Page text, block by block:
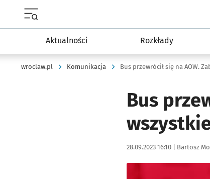
Aktualności Rozkłady
wroclaw.pl Komunikacja
Bus
Data publikacji:
28.09.2023 16:10 | Autor:
Bartosz